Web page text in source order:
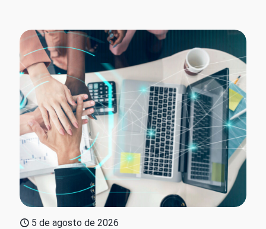
5 de agosto de 2026